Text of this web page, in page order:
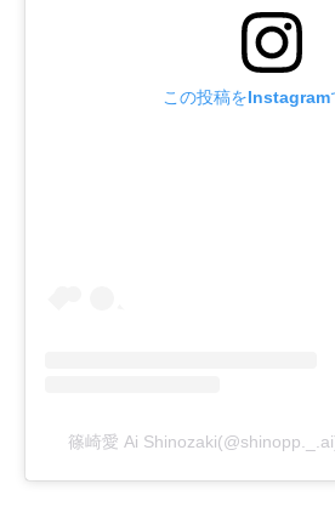
この投稿をInstagram
篠崎愛 Ai